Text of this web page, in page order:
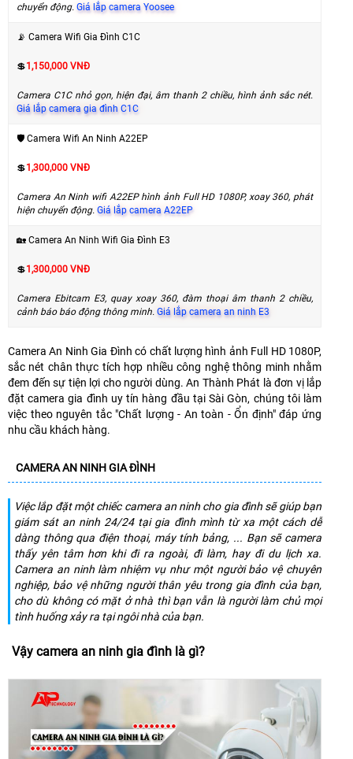
chuyển động. Giá lắp camera Yoosee
📡 Camera Wifi Gia Đình C1C
💲1,150,000 VNĐ
Camera C1C nhỏ gọn, hiện đại, âm thanh 2 chiều, hình ảnh sắc nét.
Giá lắp camera gia đình C1C
🛡 Camera Wifi An Ninh A22EP
💲1,300,000 VNĐ
Camera An Ninh wifi A22EP hình ảnh Full HD 1080P, xoay 360, phát
hiện chuyển động. Giá lắp camera A22EP
🏡 Camera An Ninh Wifi Gia Đình E3
💲1,300,000 VNĐ
Camera Ebitcam E3, quay xoay 360, đàm thoại âm thanh 2 chiều,
cảnh báo báo động thông minh. Giá lắp camera an ninh E3
Camera An Ninh Gia Đình có chất lượng hình ảnh Full HD 1080P,
sắc nét chân thực tích hợp nhiều công nghệ thông minh nhằm
đem đến sự tiện lợi cho người dùng. An Thành Phát là đơn vị lắp
đặt camera gia đình uy tín hàng đầu tại Sài Gòn, chúng tôi làm
việc theo nguyên tắc "Chất lượng - An toàn - Ổn định" đáp ứng
nhu cầu khách hàng.
CAMERA AN NINH GIA ĐÌNH
Việc lắp đặt một chiếc camera an ninh cho gia đình sẽ giúp bạn
giám sát an ninh 24/24 tại gia đình mình từ xa một cách dễ
dàng thông qua điện thoại, máy tính bảng, ... Bạn sẽ camera
thấy yên tâm hơn khi đi ra ngoài, đi làm, hay đi du lịch xa.
Camera an ninh làm nhiệm vụ như một người bảo vệ chuyên
nghiệp, bảo vệ những người thân yêu trong gia đình của bạn,
cho dù không có mặt ở nhà thì bạn vẫn là người làm chủ mọi
tình huống xảy ra tại ngôi nhà của bạn.
Vậy camera an ninh gia đình là gì?